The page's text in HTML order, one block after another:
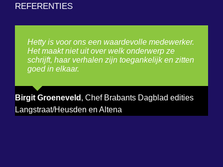
REFERENTIES
Hetty is voor ons een waardevolle medewerker.
Het maakt niet uit over welk onderwerp ze
schrijft, haar verhalen zijn toegankelijk en zitten
goed in elkaar.
Birgit Groeneveld , Chef Brabants Dagblad edities
Langstraat/Heusden en Altena